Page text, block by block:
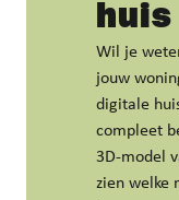
huis
Wil je
jouw
digitale
compleet
3D‑model
zien welke